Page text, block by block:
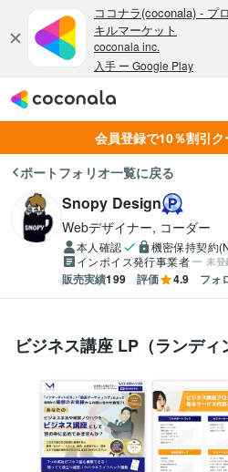
会員登録で10％割引ク
ポートフォリオ一覧に戻る
Snopy Design
Webデザイナー, コーダー
本人確認
機密保持契約
インボイス発行事業者
未登
販売実績199 評価 4.9 フォ
ビジネス講座 LP（ランデ